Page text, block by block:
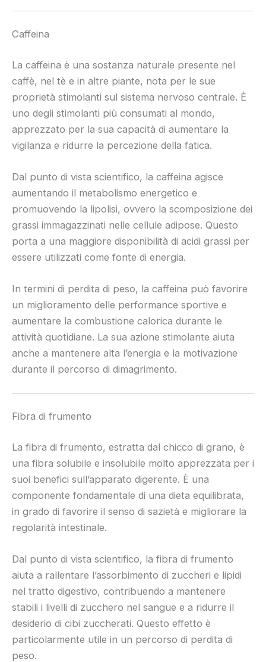
Caffeina
La caffeina è una sostanza naturale presente nel
caffè, nel tè e in altre piante, nota per le sue
proprietà stimolanti sul sistema nervoso centrale. È
uno degli stimolanti più consumati al mondo,
apprezzato per la sua capacità di aumentare la
vigilanza e ridurre la percezione della fatica.
Dal punto di vista scientifico, la caffeina agisce
aumentando il metabolismo energetico e
promuovendo la lipolisi, ovvero la scomposizione dei
grassi immagazzinati nelle cellule adipose. Questo
porta a una maggiore disponibilità di acidi grassi per
essere utilizzati come fonte di energia.
In termini di perdita di peso, la caffeina può favorire
un miglioramento delle performance sportive e
aumentare la combustione calorica durante le
attività quotidiane. La sua azione stimolante aiuta
anche a mantenere alta l’energia e la motivazione
durante il percorso di dimagrimento.
Fibra di frumento
La fibra di frumento, estratta dal chicco di grano, è
una fibra solubile e insolubile molto apprezzata per i
suoi benefici sull’apparato digerente. È una
componente fondamentale di una dieta equilibrata,
in grado di favorire il senso di sazietà e migliorare la
regolarità intestinale.
Dal punto di vista scientifico, la fibra di frumento
aiuta a rallentare l’assorbimento di zuccheri e lipidi
nel tratto digestivo, contribuendo a mantenere
stabili i livelli di zucchero nel sangue e a ridurre il
desiderio di cibi zuccherati. Questo effetto è
particolarmente utile in un percorso di perdita di
peso.